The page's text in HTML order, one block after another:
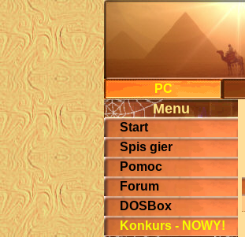
PC
Menu
Start
Spis gier
Pomoc
Forum
DOSBox
Konkurs - NOWY!